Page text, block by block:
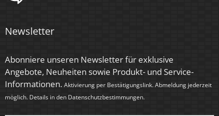
Anlaufzeit
Zündzeit
< 0,5 Sek.
Newsletter
Abonniere unseren Newsletter für exklusive
Angebote, Neuheiten sowie Produkt- und Service-
Informationen. Aktivierung per Bestätigungslink. Abmeldung jederzeit
möglich. Details in den Datenschutzbestimmungen.